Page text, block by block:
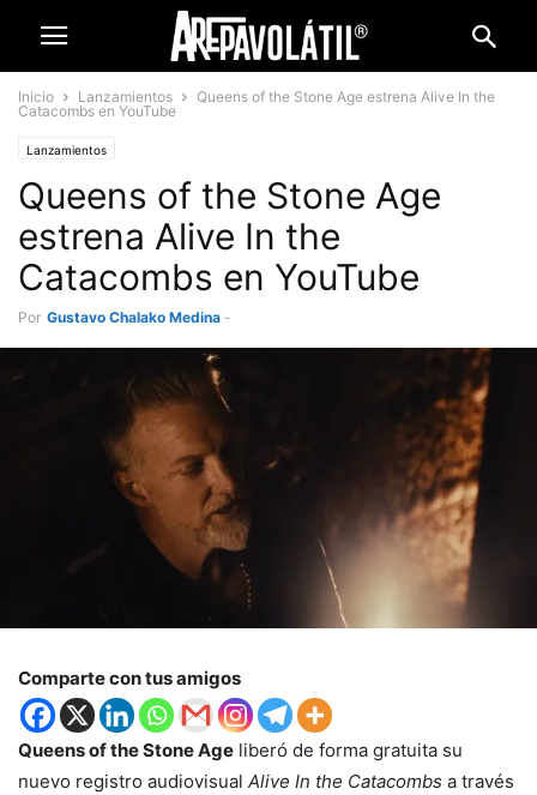
Inicio Lanzamientos
Queens of the Stone Age estrena Alive In the
Catacombs en YouTube
Lanzamientos
Queens of the Stone Age
estrena Alive In the
Catacombs en YouTube
Por Gustavo Chalako Medina -
Comparte con tus amigos
Queens of the Stone Age liberó de forma gratuita su
nuevo registro audiovisual Alive In the Catacombs a través